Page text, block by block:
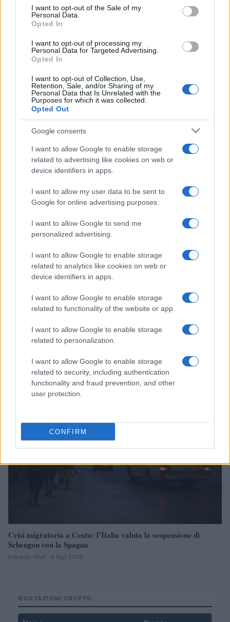
consent section.
I want to opt-out of the Sale of my
Personal Data.
Opted In
I want to opt-out of processing my
Personal Data for Targeted Advertising.
Opted In
I want to opt-out of Collection, Use,
Retention, Sale, and/or Sharing of my
Personal Data that Is Unrelated with the
Purposes for which it was collected.
Opted Out
Google consents
I want to allow Google to enable storage
related to advertising like cookies on web or
device identifiers in apps.
I want to allow my user data to be sent to
Google for online advertising purposes.
I want to allow Google to send me
personalized advertising.
I want to allow Google to enable storage
related to analytics like cookies on web or
device identifiers in apps.
I want to allow Google to enable storage
related to functionality of the website or app.
I want to allow Google to enable storage
related to personalization.
I want to allow Google to enable storage
related to security, including authentication
functionality and fraud prevention, and other
user protection.
CONFIRM
FINANZIAMENTI
Assegnati 98 milioni per la progettazione di opere pubbliche nel
FINANZIAMENTI
Finanziamenti a fondo perduto agosto 2026: bandi aperti e
scadenze imminenti
Francesca Galli · 6 Ago 2026
FINANZIAMENTI
Crisi migratoria a Ceuta: l’Italia valuta la sospensione di
Schengen con la Spagna
Edoardo Vitali · 6 Ago 2026
QUOTAZIONI CRYPTO